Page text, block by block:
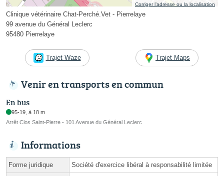
Corriger l’adresse ou la localisation
Clinique vétérinaire Chat-Perché.Vet - Pierrelaye
99 avenue du Général Leclerc
95480 Pierrelaye
Trajet Waze Trajet Maps
Venir en transports en commun
En bus
95-19, à 18 m
Arrêt Clos Saint-Pierre - 101 Avenue du Général Leclerc
Informations
Forme juridique Société d'exercice libéral à responsabilité limitée